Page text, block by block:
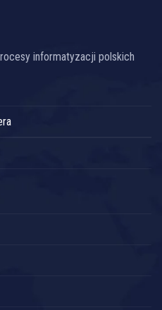
informatyzacji polskich